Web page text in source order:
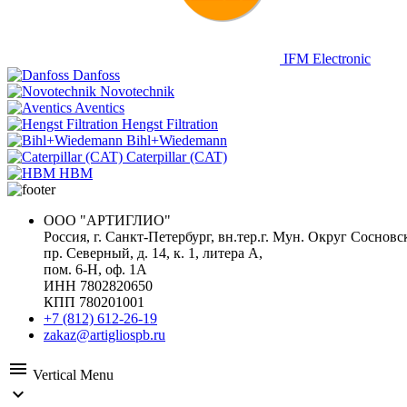
IFM Electronic
Danfoss
Novotechnik
Aventics
Hengst Filtration
Bihl+Wiedemann
Caterpillar (CAT)
HBM
ООО "АРТИГЛИО"
Россия, г. Санкт-Петербург, вн.тер.г. Мун. Округ
пр. Северный, д. 14, к. 1, литера А,
пом. 6-Н, оф. 1А
ИНН 7802820650
КПП 780201001
+7 (812) 612-26-19
zakaz@artigliospb.ru
menu Vertical Menu
expand_more